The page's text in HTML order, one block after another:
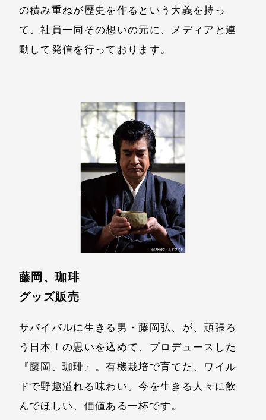
の積み重ねが歴史を作るという大義を持っ
て、社員一同その想いの元に、メディアと連
動して発信を行っております。
藤岡、珈琲
グッズ販売
サバイバルに生きる男・藤岡弘、が、頑張ろ
う日本！の思いを込めて、プロデュースした
『藤岡、珈琲』。有機栽培で育てた、ワイル
ドで野趣溢れる味わい。今を生きる人々に飲
んでほしい、価値ある一杯です。